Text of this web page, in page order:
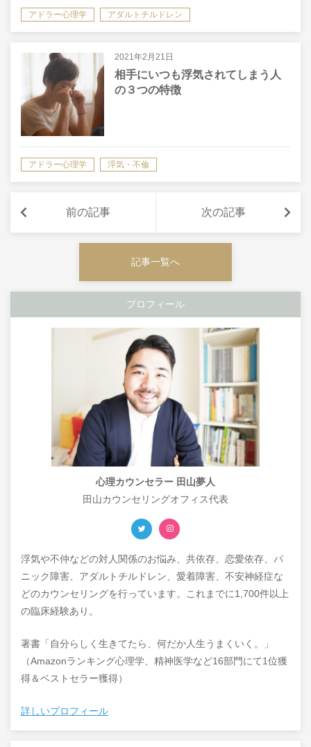
アドラー心理学 アダルトチルドレン
2021年2月21日
相手にいつも浮気されてしまう人
の３つの特徴
アドラー心理学 浮気・不倫
前の記事 次の記事
記事一覧へ
プロフィール
心理カウンセラー 田山夢人
田山カウンセリングオフィス代表
浮気や不仲などの対人関係のお悩み、共依存、恋愛依存、パ
ニック障害、アダルトチルドレン、愛着障害、不安神経症な
どのカウンセリングを行っています。これまでに1,700件以上
の臨床経験あり。
著書「自分らしく生きてたら、何だか人生うまくいく。」
（Amazonランキング心理学、精神医学など16部門にて1位獲
得＆ベストセラー獲得）
詳しいプロフィール